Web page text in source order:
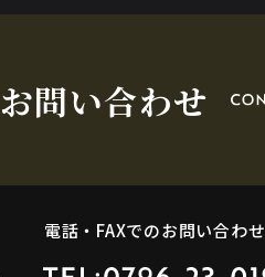
お問い合わせ
電話・FAXでのお問い合わせ